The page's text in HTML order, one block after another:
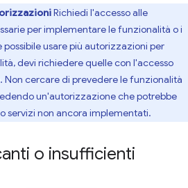
Richiedi l'accesso alle
per implementare le funzionalità o i
usare più autorizzazioni per
devi richiedere quelle con l'accesso
cercare di prevedere le funzionalità
un'autorizzazione che potrebbe
servizi non ancora implementati.
o insufficienti